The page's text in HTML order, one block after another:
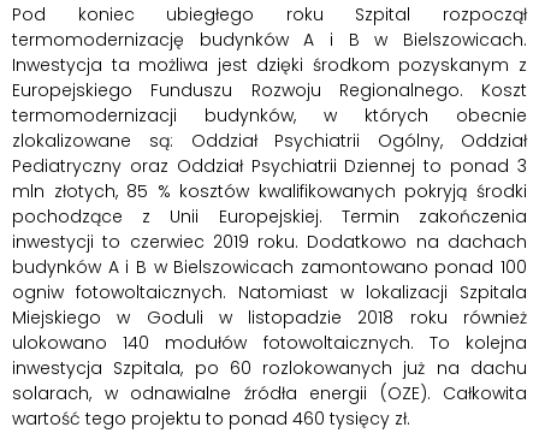
Pod koniec ubiegłego roku Szpital rozpoczął
termomodernizację budynków A i B w Bielszowicach.
Inwestycja ta możliwa jest dzięki środkom pozyskanym z
Europejskiego Funduszu Rozwoju Regionalnego. Koszt
termomodernizacji budynków, w których obecnie
zlokalizowane są: Oddział Psychiatrii Ogólny, Oddział
Pediatryczny oraz Oddział Psychiatrii Dziennej to ponad 3
mln złotych, 85 % kosztów kwalifikowanych pokryją środki
pochodzące z Unii Europejskiej. Termin zakończenia
inwestycji to czerwiec 2019 roku. Dodatkowo na dachach
budynków A i B w Bielszowicach zamontowano ponad 100
ogniw fotowoltaicznych. Natomiast w lokalizacji Szpitala
Miejskiego w Goduli w listopadzie 2018 roku również
ulokowano 140 modułów fotowoltaicznych. To kolejna
inwestycja Szpitala, po 60 rozlokowanych już na dachu
solarach, w odnawialne źródła energii (OZE). Całkowita
wartość tego projektu to ponad 460 tysięcy zł.